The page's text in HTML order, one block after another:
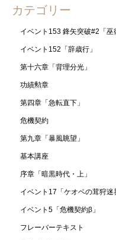
カテゴリー
イベント153 鋒矢突破#2「巫
イベント152「辞歳行」
第十六章「背理分光」
功績勲章
第四章「急転直下」
危機契約
第九章「暴風眺望」
基本講座
序章「暗黒時代・上」
イベント17「ケオベの茸狩迷
イベント5「危機契約β」
フレーバーテキスト